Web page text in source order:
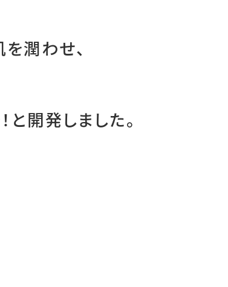
潤わせ、
開発しました。